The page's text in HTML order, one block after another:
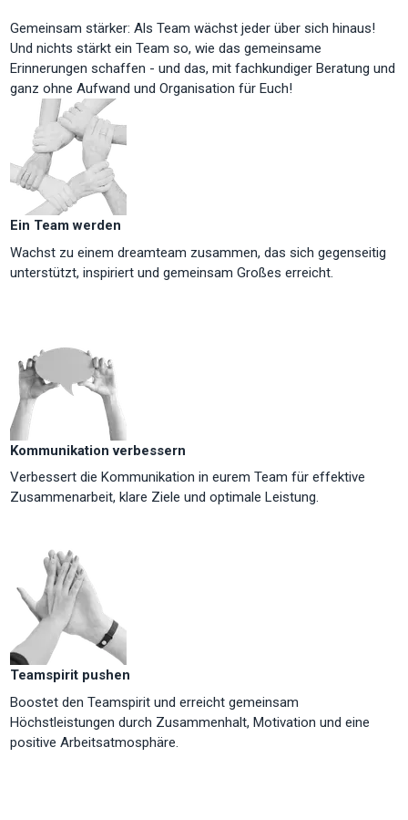
Gemeinsam stärker: Als Team wächst jeder über sich hinaus!
Und nichts stärkt ein Team so, wie das gemeinsame
Erinnerungen schaffen - und das, mit fachkundiger Beratung und
ganz ohne Aufwand und Organisation für Euch!
Ein Team werden
Wachst zu einem dreamteam zusammen, das sich gegenseitig
unterstützt, inspiriert und gemeinsam Großes erreicht.
Kommunikation verbessern
Verbessert die Kommunikation in eurem Team für effektive
Zusammenarbeit, klare Ziele und optimale Leistung.
Teamspirit pushen
Boostet den Teamspirit und erreicht gemeinsam
Höchstleistungen durch Zusammenhalt, Motivation und eine
positive Arbeitsatmosphäre.